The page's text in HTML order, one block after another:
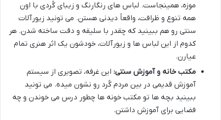
موزه، همینجاست. لباس های رنگارنگ و زیبای کُردی با اون
همه تنوع و ظرافت، واقعاً دیدنی هستن. می تونید زیورآلات
سنتی رو هم ببینید که چقدر با سلیقه و دقت ساخته شدن. هر
کدوم از این لباس ها و زیورآلات، خودشون یک اثر هنری تمام
عیارن.
مکتب خانه و آموزش سنتی: این غرفه، تصویری از سیستم
آموزش قدیمی در بین مردم کُرد رو نشون میده. می تونید
ببینید بچه ها تو مکتب خونه ها چطور درس می خوندن و چه
فضایی برای آموزش داشتن.